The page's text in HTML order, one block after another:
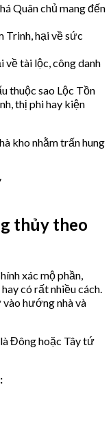
Quân chủ mang đến
Trinh, hại về sức
về tài lộc, công danh
thuộc sao Lộc Tồn
thị phi hay kiện
kho nhằm trấn hung
thủy theo
xác mộ phần,
có rất nhiều cách.
hướng nhà và
Đông hoặc Tây tứ